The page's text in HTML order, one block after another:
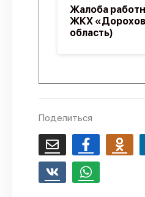
Жалоба
ЖКХ
область)
Поделиться